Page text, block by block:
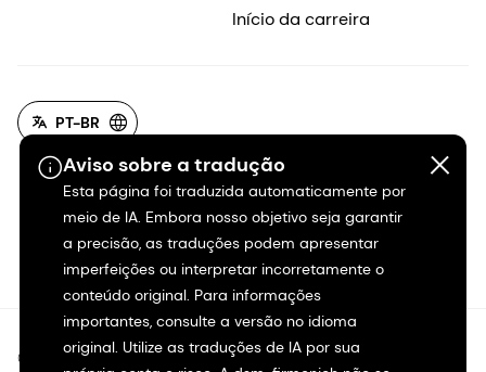
Aviso sobre a tradução
Esta página foi traduzida automaticamente por
meio de IA. Embora nosso objetivo seja garantir
a precisão, as traduções podem apresentar
imperfeições ou interpretar incorretamente o
conteúdo original. Para informações
importantes, consulte a versão no idioma
original. Utilize as traduções de IA por sua
Início da carreira
PT-BR
©2026 dsm-firmenich. Todos os direitos reservados.